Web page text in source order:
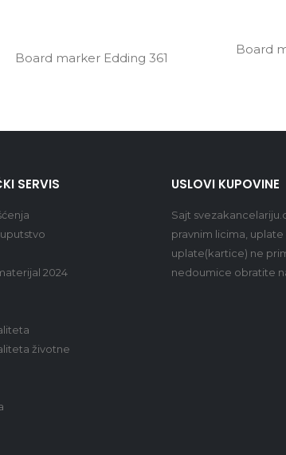
Board marker Edding 361
Board
SERVIS
2024
životne
USLOVI KUPOVINE
Sajt
pravnim licima,
uplate(kartice) ne
nedoumice obratite